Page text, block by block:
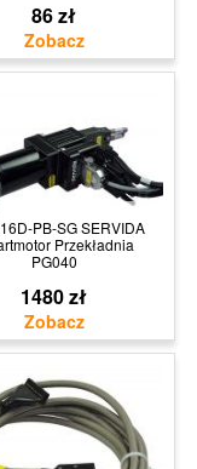
86 zł
PB-SG SERVIDA
Przekładnia
PG040
1480 zł